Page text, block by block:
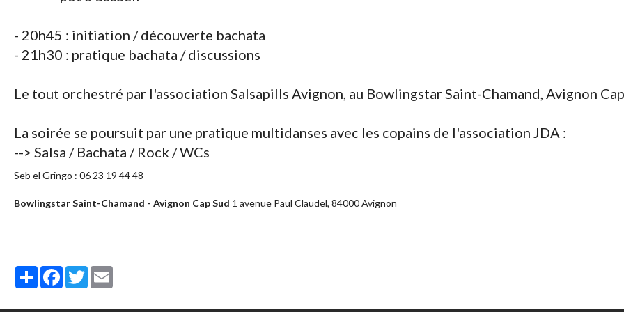
- 20h45 : initiation / découverte bachata
- 21h30 : pratique bachata / discussions
Le tout orchestré par l'association Salsapills Avignon, au Bowlingstar Saint-Chamand, Avignon
La soirée se poursuit par une pratique multidanses avec les copains de l'association JDA :
--> Salsa / Bachata / Rock / WCs
Seb el Gringo : 06 23 19 44 48
Bowlingstar Saint-Chamand - Avignon Cap Sud 1 avenue Paul Claudel, 84000 Avignon
PartagerFacebook
Twitter